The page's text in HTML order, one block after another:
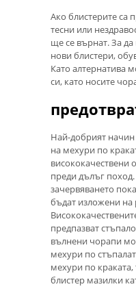
Ако блистерите са
тесни или
ще се върнат. За да
нови блистери,
Като алтернатива
си, като носите
Най-добрият начин
на мехури по
висококачествени
преди дълъг
зачервяването
бъдат изложени на
предпазват
вълнени чорапи
мехури по
мехури по краката,
блистер мазилки